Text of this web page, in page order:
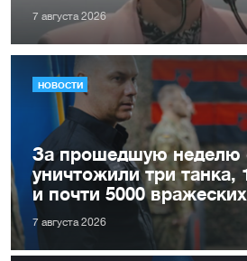
7 августа 2026
НОВОСТИ
За прошедшую
уничтожили три танка,
и почти 5000
7 августа 2026